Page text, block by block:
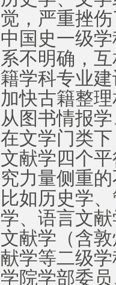
觉，严重挫
中国史一级
系不明确，
籍学科专业
加快古籍整
从图书情报
在文学门类
文献学四个
究力量侧重
比如历史学
学、语言文
文献学（含
献学等二级
学院学部委